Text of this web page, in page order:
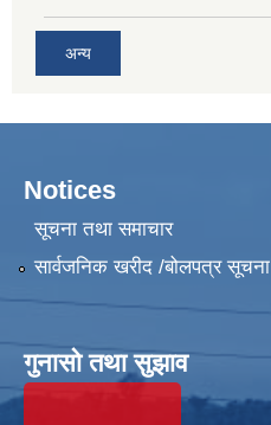
अन्य
Notices
सूचना तथा समाचार
सार्वजनिक खरीद /बोलपत्र सूचना
गुनासो तथा सुझाव